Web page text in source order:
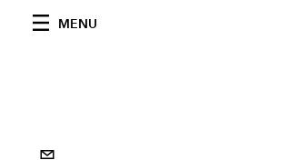
MENU